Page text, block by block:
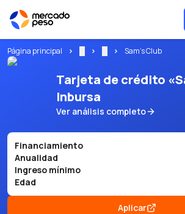
Página principal Sam’s Club
Tarjeta de crédito
Inbursa
Ver análisis completo
Financiamiento
Anualidad
Ingreso mínimo
Edad
Aplicar